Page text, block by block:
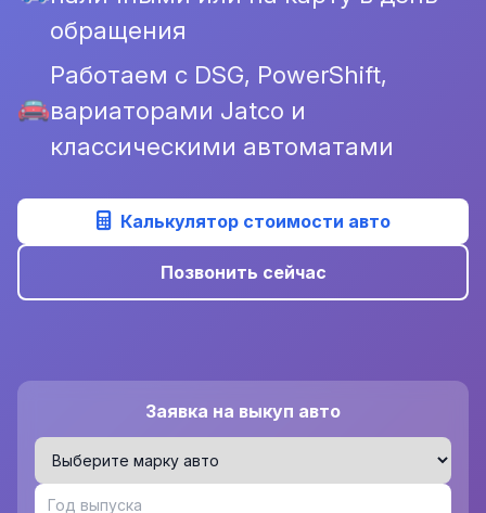
обращения
Работаем с DSG, PowerShift,
вариаторами Jatco и
классическими автоматами
Калькулятор стоимости авто
Позвонить сейчас
Заявка на выкуп авто